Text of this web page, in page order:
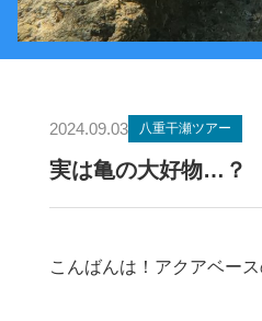
2024.09.03 八重干瀬ツアー
実は亀の大好物…？
こんばんは！アクアベース